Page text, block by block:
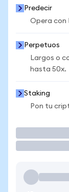
Predecir
Opera con
Perpetuos
Largos o
hasta 50x.
Staking
Pon tu